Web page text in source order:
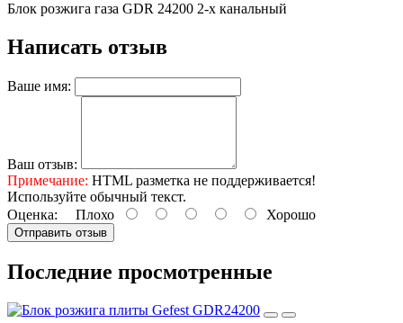
Блок розжига газа GDR 24200 2-х канальный
Написать отзыв
Ваше имя:
Ваш отзыв:
Примечание: HTML разметка не поддерживается!
Используйте обычный текст.
Оценка: Плохо Хорошо
Отправить отзыв
Последние просмотренные